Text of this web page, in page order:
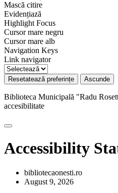
Mască citire
Evidențiază
Highlight Focus
Cursor mare negru
Cursor mare alb
Navigation Keys
Link navigator
Resetatează preferințe Ascunde
Biblioteca Municipală "Radu
accesibilitate
Accessibility
bibliotecaonesti.ro
August 9, 2026